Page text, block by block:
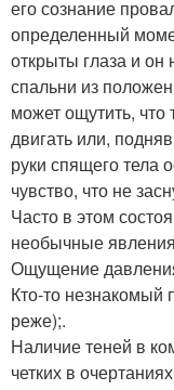
его сознание
определенный
открыты глаза и
спальни из
может ощутить,
двигать или,
руки спящего тела
чувство, что не
Часто в этом
необычные
Ощущение
Кто-то незнакомый
реже);.
Наличие теней в
четких в